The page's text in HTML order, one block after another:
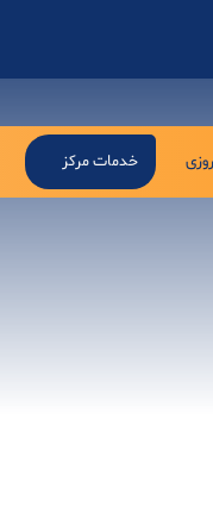
خدمات مرکز